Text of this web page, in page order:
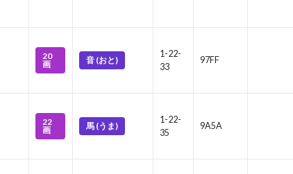
20
画
音 (おと)
1-22-
33
97FF
22
画
馬 (うま)
1-22-
35
9A5A